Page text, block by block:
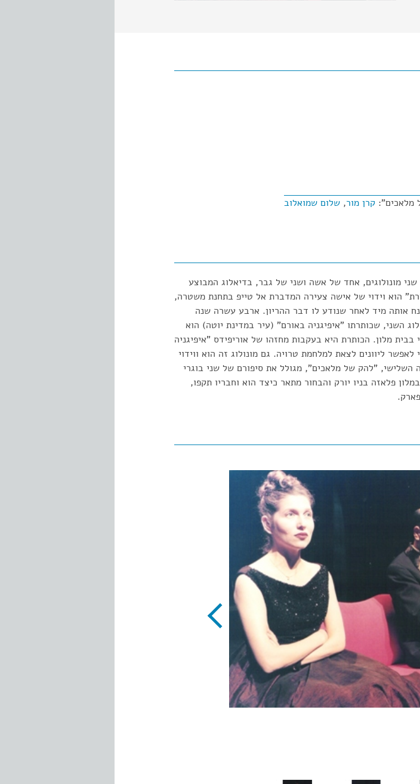
מלאכים": קרן מור, שלום שמואלוב
מונולוגים, אחד של אשה ושני של גבר, בדיאלוג המבוצע
הוא וידוי של אישה צעירה המדברת אל טייפ בתחנת משטרה,
13 למורה בבית ספר שזנח אותה מיד לאחר שנודע לו דבר ההריון. ארבע עשרה שנה
השני, שכותרתו "איפיגניה באורם" (עיר במדינת יוטה) הוא
מלון. הכותרת היא בעקבות מחזהו של אוריפידס "איפיגניה
ליוונים לצאת למלחמת טרויה. גם מונולוג זה הוא ווידוי
"להק של מלאכים", מגולל את סיפורם של שני בוגרי
פלאזה בניו יורק והבחור מתאר כיצד הוא וחבריו תקפו,